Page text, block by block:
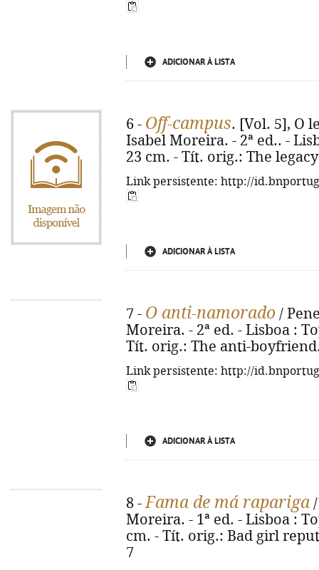
ADICIONAR À LISTA
6 - Off-campus. [Vol. 5], O
Isabel Moreira. - 2ª ed.. -
23 cm. - Tít. orig.: The
Link persistente: http://
ADICIONAR À LISTA
7 - O anti-namorado /
Moreira. - 2ª ed. - Lisboa :
Tít. orig.: The anti-boyfriend.
Link persistente: http://
ADICIONAR À LISTA
8 -Fama de má rapariga
Moreira. - 1ª ed. - Lisboa :
cm. - Tít. orig.: Bad girl
7